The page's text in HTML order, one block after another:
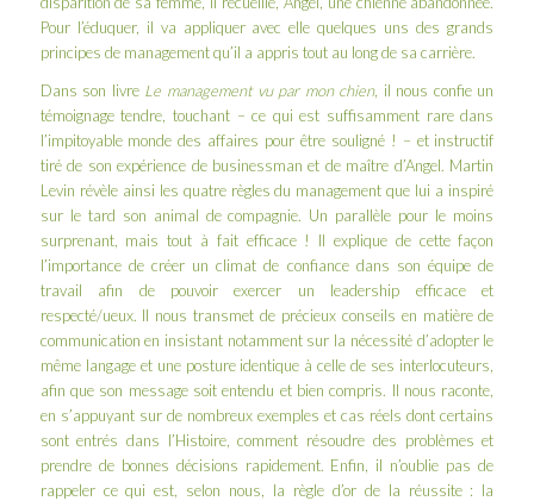
Pour l’éduquer, il va appliquer avec elle quelques uns des grands
principes de management qu’il a appris tout au long de sa carrière.
Dans son livre Le management vu par mon chien, il nous confie un
témoignage tendre, touchant – ce qui est suffisamment rare dans
l’impitoyable monde des affaires pour être souligné ! – et instructif
tiré de son expérience de businessman et de maître d’Angel. Martin
Levin révèle ainsi les quatre règles du management que lui a inspiré
sur le tard son animal de compagnie. Un parallèle pour le moins
surprenant, mais tout à fait efficace ! Il explique de cette façon
l’importance de créer un climat de confiance dans son équipe de
travail afin de pouvoir exercer un leadership efficace et
respecté/ueux. Il nous transmet de précieux conseils en matière de
communication en insistant notamment sur la nécessité d’adopter le
même langage et une posture identique à celle de ses interlocuteurs,
afin que son message soit entendu et bien compris. Il nous raconte,
en s’appuyant sur de nombreux exemples et cas réels dont certains
sont entrés dans l’Histoire, comment résoudre des problèmes et
prendre de bonnes décisions rapidement. Enfin, il n’oublie pas de
rappeler ce qui est, selon nous, la règle d’or de la réussite : la